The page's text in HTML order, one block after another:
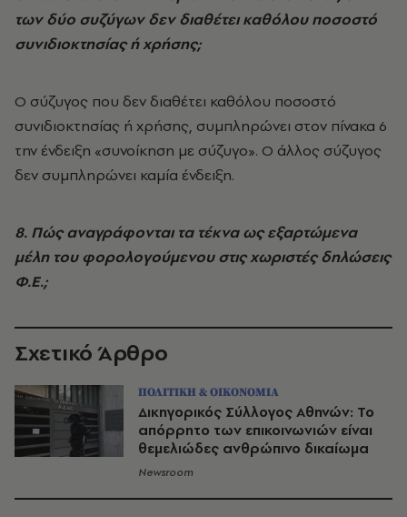
των δύο συζύγων δεν διαθέτει καθόλου ποσοστό
συνιδιοκτησίας ή χρήσης;
Ο σύζυγος που δεν διαθέτει καθόλου ποσοστό
συνιδιοκτησίας ή χρήσης, συμπληρώνει στον πίνακα 6
την ένδειξη «συνοίκηση με σύζυγο». Ο άλλος σύζυγος
δεν συμπληρώνει καμία ένδειξη.
8. Πώς αναγράφονται τα τέκνα ως εξαρτώμενα
μέλη του φορολογούμενου στις χωριστές δηλώσεις
Φ.Ε.;
Σχετικό Άρθρο
ΠΟΛΙΤΙΚΗ & ΟΙΚΟΝΟΜΙΑ
Δικηγορικός Σύλλογος Αθηνών: Το
απόρρητο των επικοινωνιών είναι
θεμελιώδες ανθρώπινο δικαίωμα
Newsroom